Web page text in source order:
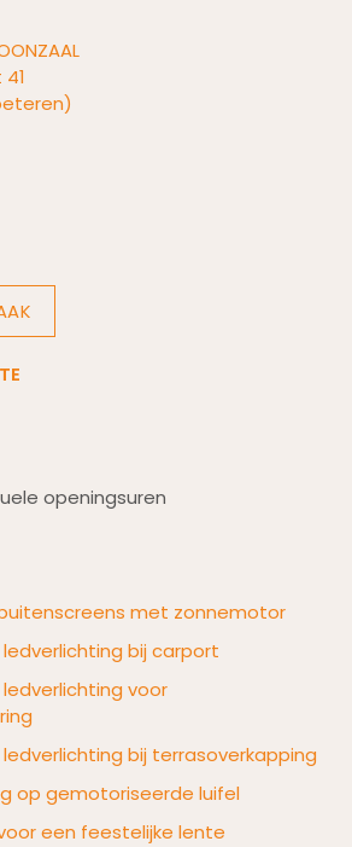
openingsuren
met zonnemotor
bij carport
voor
bij terrasoverkapping
op gemotoriseerde luifel
een feestelijke lente